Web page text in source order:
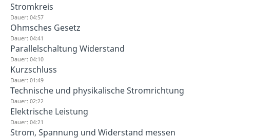
Stromkreis
Dauer: 04:57
Ohmsches Gesetz
Dauer: 04:41
Parallelschaltung Widerstand
Dauer: 04:10
Kurzschluss
Dauer: 01:49
Technische und physikalische Stromrichtung
Dauer: 02:22
Elektrische Leistung
Dauer: 04:21
Strom, Spannung und Widerstand messen